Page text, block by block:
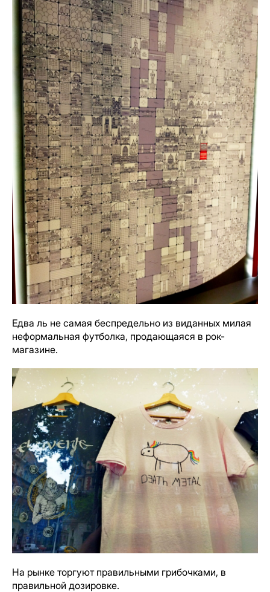
Едва ль не самая беспредельно из виданных милая
неформальная футболка, продающаяся в рок-
магазине.
На рынке торгуют правильными грибочками, в
правильной дозировке.